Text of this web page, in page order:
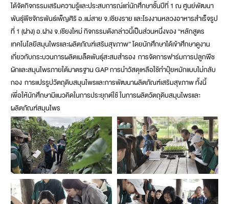
ได้จัดกิจกรรมเสริมความรู้และประสบการณ์​แก่นักศึกษาชั้นปีที่​ 1 ณ​ ศูนย์พัฒนา
พันธุ์พืชจักรพันธ์เพ็ญศิริ​ อ.แม่สาย​ จ.​เชียงราย​ และโรงงานหลวงอาหารสำเร็จรูป
ที่​ 1 (ฝาง)​ อ.​ฝาง​ จ.​เชียงใหม่ กิจกรรมดังกล่าวนี้เป็นส่วนหนึ่งของ “หลักสูตร
เทคโนโลยีสมุนไพรและผลิตภัณฑ์เสริมสุขภาพ” โดยนักศึกษาได้เข้าศึกษาดูงาน
เกี่ยวกับกระบวนการผลิตเมล็ดพันธุ์สะสมสำรอง​ การจัดการฟาร์มการปลูกพืช
ผักและสมุนไพรภายใต้มาตรฐาน​ GAP​ การนำวัสดุเหลือใช้ทำปุ๋ยหมักแบบไม่กลับ
กอง การแปรรูปวัตถุดิบ​สมุนไพรและการพัฒนาผลิตภัณฑ์​เสริมสุขภาพ​ ทั้งนี้
เพื่อให้นักศึกษามีแนวคิดในการประยุกต์ใช้ ในการผลิตวัตถุดิบสมุนไพรและ
ผลิตภัณฑ์สมุนไพร​